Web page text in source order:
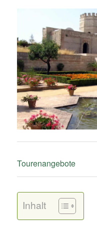
Tourenangebote
Inhalt